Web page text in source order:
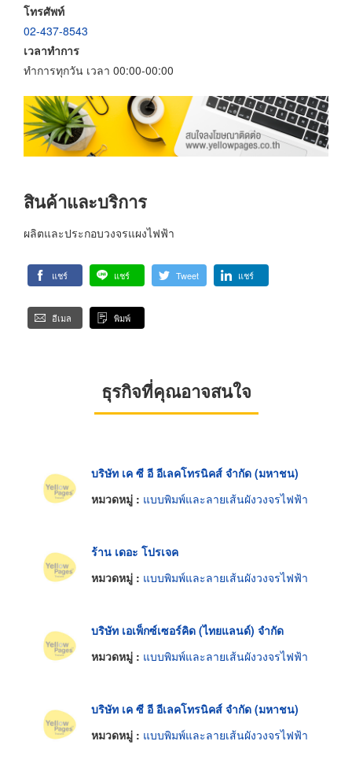
โทรศัพท์
02-437-8543
เวลาทำการ
ทำการทุกวัน เวลา 00:00-00:00
สินค้าและบริการ
ผลิตและประกอบวงจรแผงไฟฟ้า
แชร์ แชร์ Tweet แชร์
อีเมล พิมพ์
ธุรกิจที่คุณอาจสนใจ
บริษัท เค ซี อี อีเลคโทรนิคส์ จำกัด (มหาชน)
หมวดหมู่ : แบบพิมพ์และลายเส้นผังวงจรไฟฟ้า
ร้าน เดอะ โปรเจค
หมวดหมู่ : แบบพิมพ์และลายเส้นผังวงจรไฟฟ้า
บริษัท เอเพ็กซ์เซอร์คิด (ไทยแลนด์) จำกัด
หมวดหมู่ : แบบพิมพ์และลายเส้นผังวงจรไฟฟ้า
บริษัท เค ซี อี อีเลคโทรนิคส์ จำกัด (มหาชน)
หมวดหมู่ : แบบพิมพ์และลายเส้นผังวงจรไฟฟ้า